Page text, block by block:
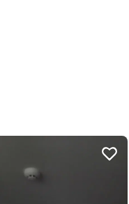
꼭 필요한 문의만 해요.